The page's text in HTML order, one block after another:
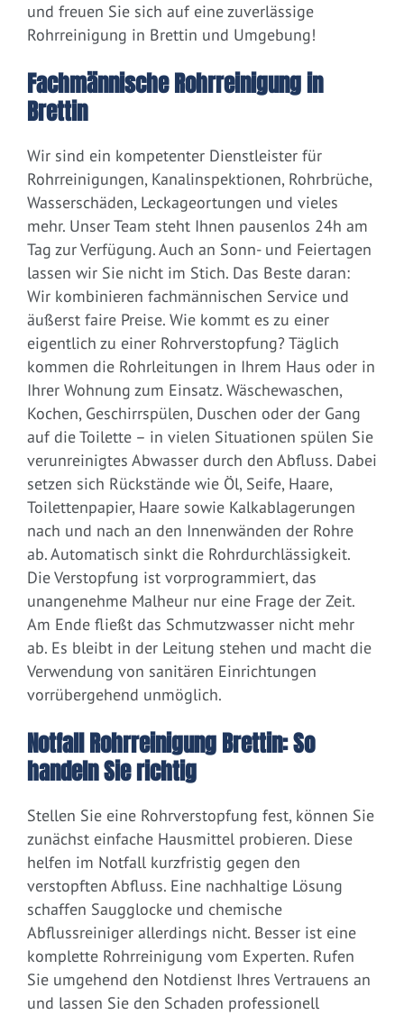
und freuen Sie sich auf eine zuverlässige
Rohrreinigung in Brettin und Umgebung!
Fachmännische Rohrreinigung in
Brettin
Wir sind ein kompetenter Dienstleister für
Rohrreinigungen, Kanalinspektionen, Rohrbrüche,
Wasserschäden, Leckageortungen und vieles
mehr. Unser Team steht Ihnen pausenlos 24h am
Tag zur Verfügung. Auch an Sonn- und Feiertagen
lassen wir Sie nicht im Stich. Das Beste daran:
Wir kombinieren fachmännischen Service und
äußerst faire Preise. Wie kommt es zu einer
eigentlich zu einer Rohrverstopfung? Täglich
kommen die Rohrleitungen in Ihrem Haus oder in
Ihrer Wohnung zum Einsatz. Wäschewaschen,
Kochen, Geschirrspülen, Duschen oder der Gang
auf die Toilette – in vielen Situationen spülen Sie
verunreinigtes Abwasser durch den Abfluss. Dabei
setzen sich Rückstände wie Öl, Seife, Haare,
Toilettenpapier, Haare sowie Kalkablagerungen
nach und nach an den Innenwänden der Rohre
ab. Automatisch sinkt die Rohrdurchlässigkeit.
Die Verstopfung ist vorprogrammiert, das
unangenehme Malheur nur eine Frage der Zeit.
Am Ende fließt das Schmutzwasser nicht mehr
ab. Es bleibt in der Leitung stehen und macht die
Verwendung von sanitären Einrichtungen
vorrübergehend unmöglich.
Notfall Rohrreinigung Brettin: So
handeln Sie richtig
Stellen Sie eine Rohrverstopfung fest, können Sie
zunächst einfache Hausmittel probieren. Diese
helfen im Notfall kurzfristig gegen den
verstopften Abfluss. Eine nachhaltige Lösung
schaffen Saugglocke und chemische
Abflussreiniger allerdings nicht. Besser ist eine
komplette Rohrreinigung vom Experten. Rufen
Sie umgehend den Notdienst Ihres Vertrauens an
und lassen Sie den Schaden professionell